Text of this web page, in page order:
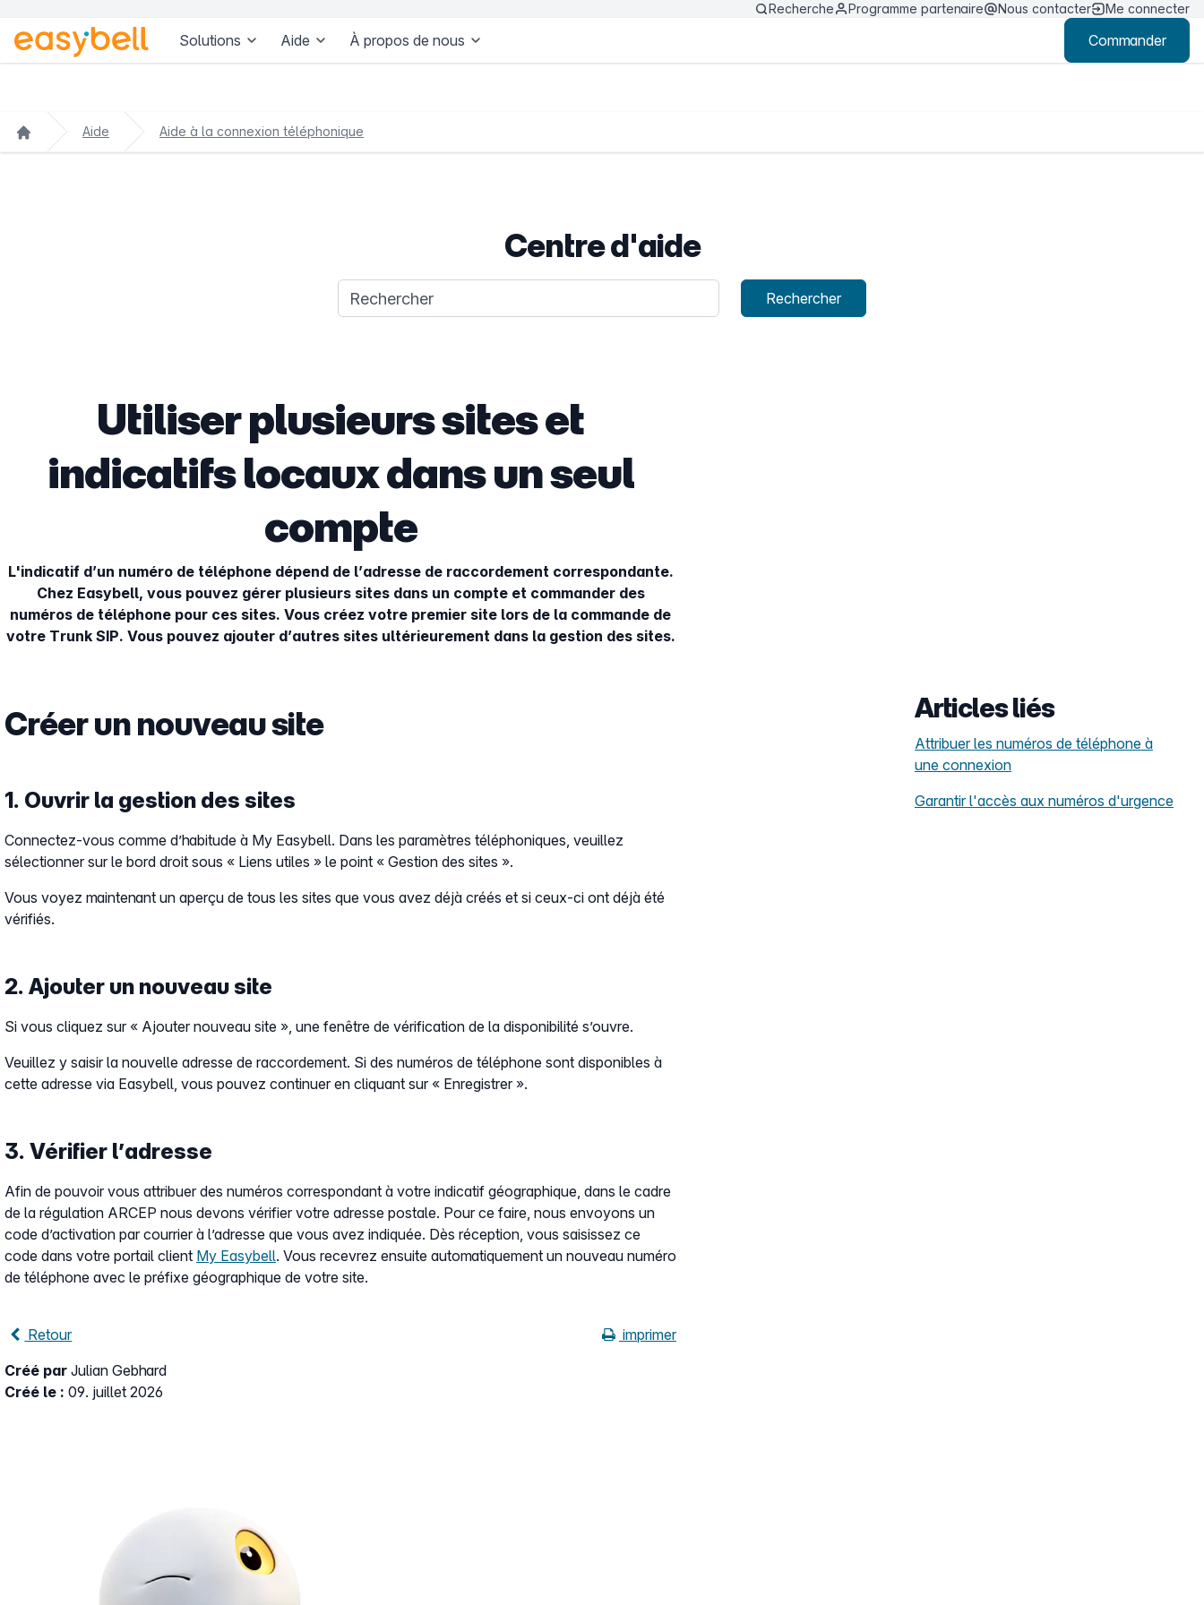
Aller au contenu principal
Recherche Programme partenaire Nous contacter Me connecter
Solutions Aide À propos de nous Commander
Aide Aide à la connexion téléphonique
Centre d'aide
Requête de recherche Rechercher
Utiliser plusieurs sites et
indicatifs locaux dans un seul
compte
L'indicatif d’un numéro de téléphone dépend de l’adresse de raccordement correspondante.
Chez Easybell, vous pouvez gérer plusieurs sites dans un compte et commander des
numéros de téléphone pour ces sites. Vous créez votre premier site lors de la commande de
votre Trunk SIP. Vous pouvez ajouter d’autres sites ultérieurement dans la gestion des sites.
Créer un nouveau site
1. Ouvrir la gestion des sites
Connectez-vous comme d’habitude à My Easybell. Dans les paramètres téléphoniques, veuillez
sélectionner sur le bord droit sous « Liens utiles » le point « Gestion des sites ».
Vous voyez maintenant un aperçu de tous les sites que vous avez déjà créés et si ceux-ci ont déjà été
vérifiés.
2. Ajouter un nouveau site
Si vous cliquez sur « Ajouter nouveau site », une fenêtre de vérification de la disponibilité s’ouvre.
Veuillez y saisir la nouvelle adresse de raccordement. Si des numéros de téléphone sont disponibles à
cette adresse via Easybell, vous pouvez continuer en cliquant sur « Enregistrer ».
3. Vérifier l’adresse
Afin de pouvoir vous attribuer des numéros correspondant à votre indicatif géographique, dans le cadre
de la régulation ARCEP nous devons vérifier votre adresse postale. Pour ce faire, nous envoyons un
code d’activation par courrier à l’adresse que vous avez indiquée. Dès réception, vous saisissez ce
code dans votre portail client My Easybell. Vous recevrez ensuite automatiquement un nouveau numéro
de téléphone avec le préfixe géographique de votre site.
Retour
imprimer
Créé par Julian Gebhard
Créé le : 09. juillet 2026
Articles liés
Attribuer les numéros de téléphone à
une connexion
Garantir l'accès aux numéros d'urgence